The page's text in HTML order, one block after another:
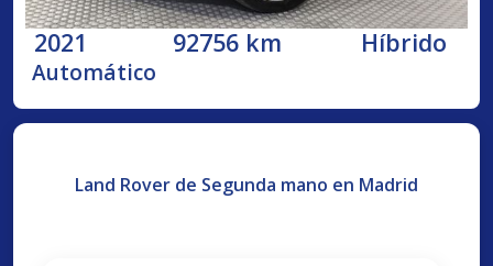
2021 92756 km Híbrido
Automático
Land Rover de Segunda mano en Madrid